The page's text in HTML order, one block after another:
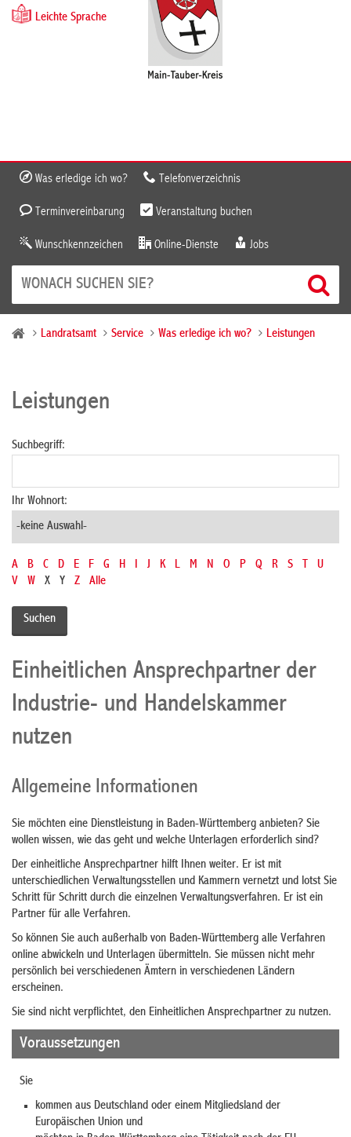
Leichte Sprache
Was erledige ich wo? Telefonverzeichnis
Terminvereinbarung Veranstaltung buchen
Wunschkennzeichen Online-Dienste Jobs
Landratsamt Service Was erledige ich wo? Leistungen
Leistungen
Suchbegriff:
Ihr Wohnort:
A B C D E F G H I J K L M N O P Q R S T
U
V
W X Y Z Alle
Einheitlichen Ansprechpartner der
Industrie- und Handelskammer
nutzen
Allgemeine Informationen
Sie möchten eine Dienstleistung in Baden-Württemberg anbieten? Sie
wollen wissen, wie das geht und welche Unterlagen erforderlich sind?
Der einheitliche Ansprechpartner hilft Ihnen weiter. Er ist mit
unterschiedlichen Verwaltungsstellen und Kammern vernetzt und lotst Sie
Schritt für Schritt durch die einzelnen Verwaltungsverfahren. Er ist ein
Partner für alle Verfahren.
So können Sie auch außerhalb von Baden-Württemberg alle Verfahren
online abwickeln und Unterlagen übermitteln. Sie müssen nicht mehr
persönlich bei verschiedenen Ämtern in verschiedenen Ländern
erscheinen.
Sie sind nicht verpflichtet, den Einheitlichen Ansprechpartner zu nutzen.
Voraussetzungen
Sie
kommen aus Deutschland oder einem Mitgliedsland der
Europäischen Union und